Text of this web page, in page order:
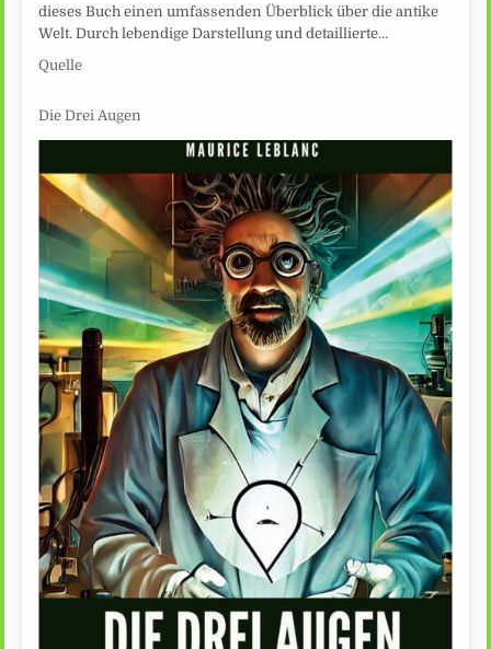
dieses Buch einen umfassenden Überblick über die antike
Welt. Durch lebendige Darstellung und detaillierte…
Quelle
Die Drei Augen